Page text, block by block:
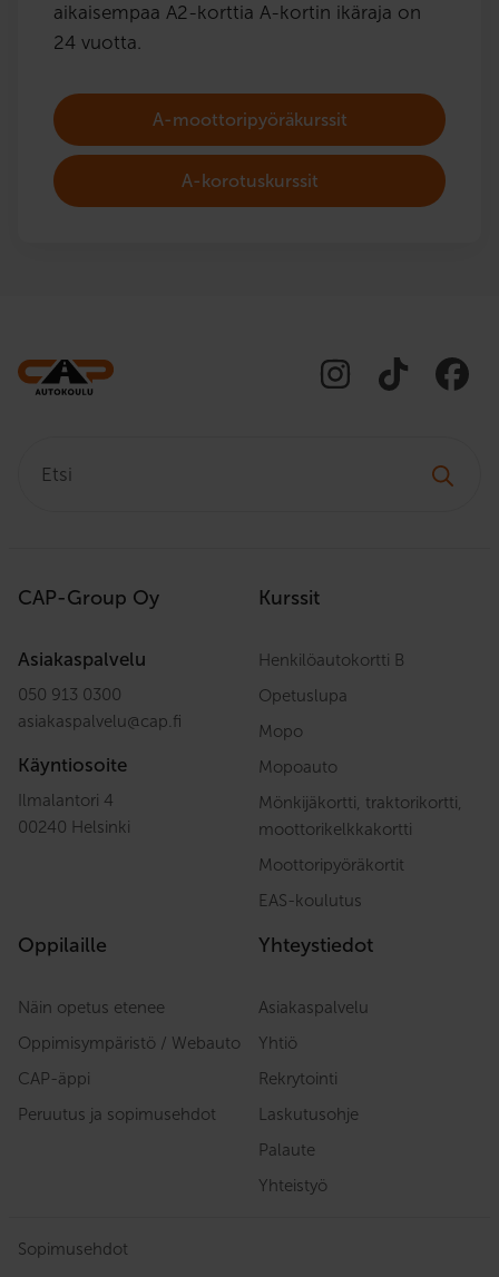
aikaisempaa A2-korttia A-kortin ikäraja on
24 vuotta.
A-moottoripyöräkurssit
A-korotuskurssit
CAP-Group Oy
Asiakaspalvelu
050 913 0300
asiakaspalvelu@cap.fi
Käyntiosoite
Ilmalantori 4
00240 Helsinki
Kurssit
Henkilöautokortti B
Opetuslupa
Mopo
Mopoauto
Mönkijäkortti, traktorikortti,
moottorikelkkakortti
Moottoripyöräkortit
EAS-koulutus
Oppilaille
Näin opetus etenee
Oppimisympäristö / Webauto
CAP-äppi
Peruutus ja sopimusehdot
Yhteystiedot
Asiakaspalvelu
Yhtiö
Rekrytointi
Laskutusohje
Palaute
Yhteistyö
Sopimusehdot